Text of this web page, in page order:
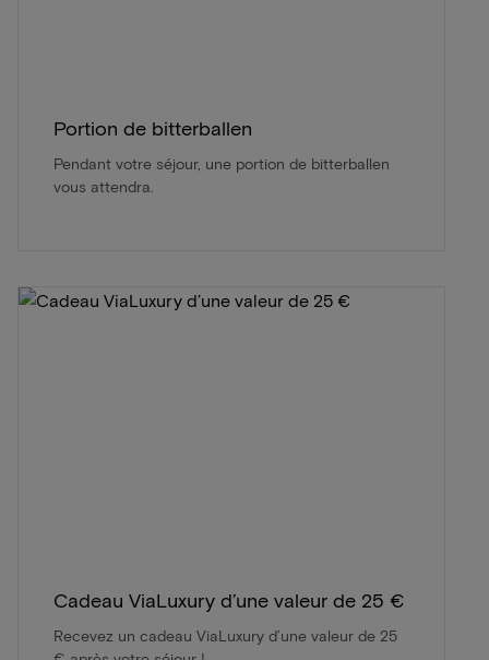
Portion de bitterballen
Pendant votre séjour, une portion de bitterballen
vous attendra.
Cadeau ViaLuxury d’une valeur de 25 €
Recevez un cadeau ViaLuxury d’une valeur de 25